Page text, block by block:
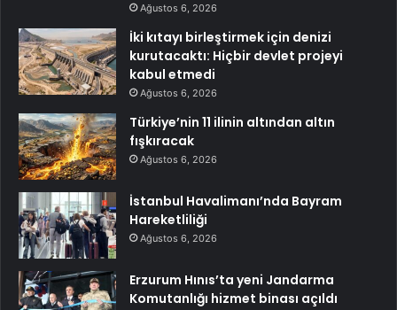
Ağustos 6, 2026
İki kıtayı birleştirmek için denizi
kurutacaktı: Hiçbir devlet projeyi
kabul etmedi
Ağustos 6, 2026
Türkiye’nin 11 ilinin altından altın
fışkıracak
Ağustos 6, 2026
İstanbul Havalimanı’nda Bayram
Hareketliliği
Ağustos 6, 2026
Erzurum Hınıs’ta yeni Jandarma
Komutanlığı hizmet binası açıldı